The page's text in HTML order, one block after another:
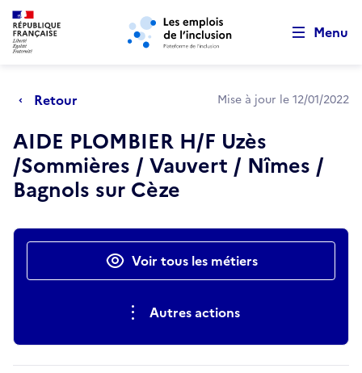
Aller au menu principal Aller au contenu principal
Menu
Retour Mise à jour le 12/01/2022
AIDE PLOMBIER H/F Uzès
/Sommières / Vauvert / Nîmes /
Bagnols sur Cèze
Actions rapidesVoir tous les métiers
Autres actions
Retour au début de la page
Panneau de gestion des cookies